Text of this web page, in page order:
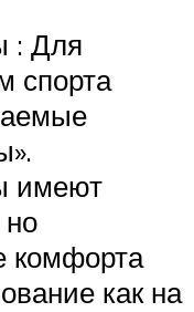
: Для
спорта
имеют
комфорта
как на